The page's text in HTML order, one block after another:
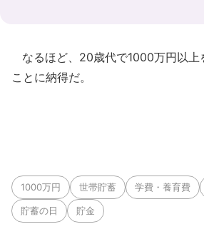
なるほど、20歳代で1000万円以上
ことに納得だ。
1000万円 世帯貯蓄 学費・養育費
貯蓄の日 貯金